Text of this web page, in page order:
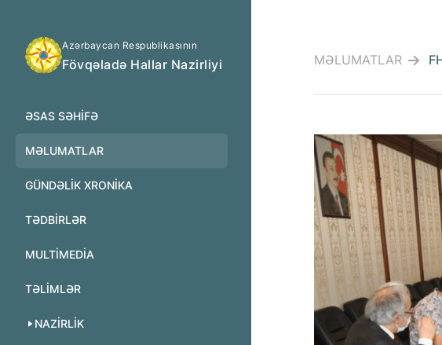
Azərbaycan Respublikasının
Fövqəladə Hallar Nazirliyi
ƏSAS SƏHIFƏ
MƏLUMATLAR
GÜNDƏLIK XRONIKA
TƏDBIRLƏR
MULTİMEDİA
TƏLIMLƏR
NAZIRLIK
MƏLUMATLAR